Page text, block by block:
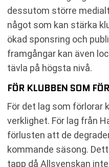
dessutom större
något som kan stärka
ökad sponsring och
framgångar kan även
tävla på högsta nivå.
FÖR KLUBBEN SOM
För det lag som förlorar
verklighet. För lag från
förlusten att de
kommande säsong.
tapp då Allsvenskan